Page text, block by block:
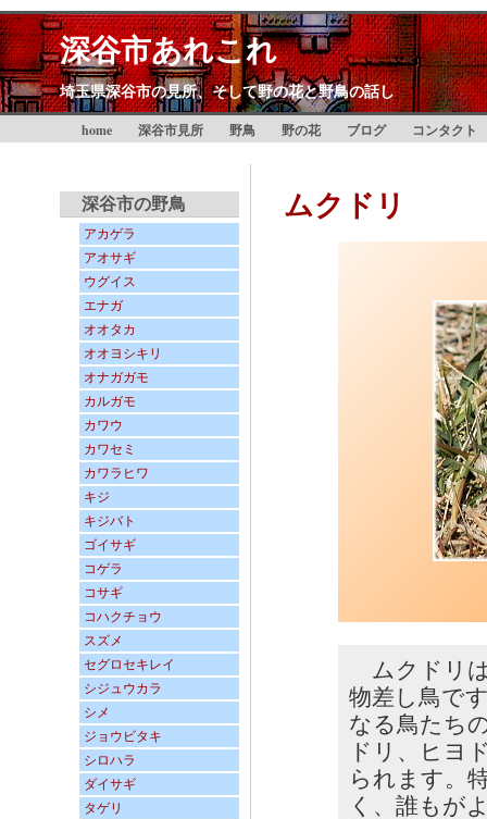
深谷市あれこれ
埼玉県深谷市の見所、そして野の花と野鳥の話し
home 深谷市見所 野鳥 野の花 ブログ コンタクト
深谷市の野鳥
アカゲラ
アオサギ
ウグイス
エナガ
オオタカ
オオヨシキリ
オナガガモ
カルガモ
カワウ
カワセミ
カワラヒワ
キジ
キジバト
ゴイサギ
コゲラ
コサギ
コハクチョウ
スズメ
セグロセキレイ
シジュウカラ
シメ
ジョウビタキ
シロハラ
ダイサギ
タゲリ
ムクドリ
ムクドリ
物差し鳥で
なる鳥たち
ドリ、ヒヨ
られます。
く、誰もが